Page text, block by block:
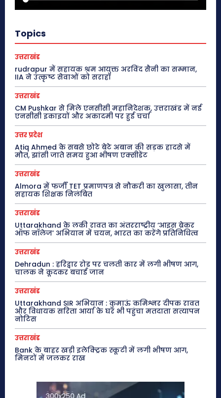
Topics
उत्तराखंड
rudrapur में सहायक श्रम आयुक्त अरविंद सैनी का सम्मान,
IIA ने उत्कृष्ट सेवाओं को सराहा
उत्तराखंड
CM Pushkar से मिले एनसीसी महानिदेशक, उत्तराखंड में नई
एनसीसी इकाइयों और अकादमी पर हुई चर्चा
उत्तर प्रदेश
Atiq Ahmed के सबसे छोटे बेटे अबान की सड़क हादसे में
मौत, झांसी जाते समय हुआ भीषण एक्सीडेंट
उत्तराखंड
Almora में फर्जी TET प्रमाणपत्र से नौकरी का खुलासा, तीन
सहायक शिक्षक निलंबित
उत्तराखंड
Uttarakhand के लकी रावत का अंतरराष्ट्रीय ‘आइस ब्रेकर
ऑफ नॉलेज’ अभियान में चयन, भारत का करेंगे प्रतिनिधित्व
उत्तराखंड
Dehradun : हरिद्वार रोड पर चलती कार में लगी भीषण आग,
चालक ने कूदकर बचाई जान
उत्तराखंड
Uttarakhand SIR अभियान : कुमाऊं कमिश्नर दीपक रावत
और विधायक सरिता आर्या के घर भी पहुंचा मतदाता सत्यापन
नोटिस
उत्तराखंड
Bank के बाहर खड़ी इलेक्ट्रिक स्कूटी में लगी भीषण आग,
मिनटों में जलकर राख